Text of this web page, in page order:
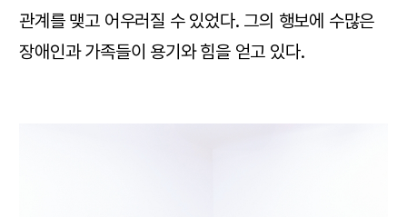
관계를 맺고 어우러질 수 있었다. 그의 행보에 수많은
장애인과 가족들이 용기와 힘을 얻고 있다.